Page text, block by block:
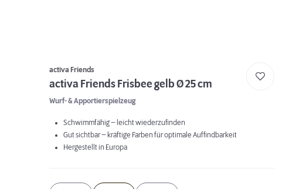
activa Friends
activa Friends Frisbee gelb Ø 25 cm
Wurf- & Apportierspielzeug
Schwimmfähig – leicht wiederzufinden
Gut sichtbar – kräftige Farben für optimale Auffindbarkeit
Hergestellt in Europa